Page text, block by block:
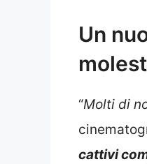
Un
“Molti di
cattivi